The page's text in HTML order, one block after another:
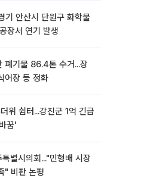
장서 연기 발생
폐기물 86.4톤 수거...장
어장 등 정화
위 쉼터...강진군 1억 긴급
꿈'
별시의회..."민형배 시장
" 비판 논평